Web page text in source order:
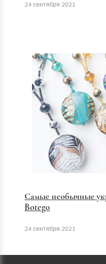
24 сентября 2021
Самые необычные
Botego
24 сентября 2021